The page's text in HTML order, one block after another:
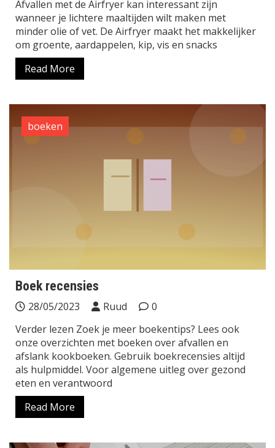
Afvallen met de Airfryer kan interessant zijn
wanneer je lichtere maaltijden wilt maken met
minder olie of vet. De Airfryer maakt het makkelijker
om groente, aardappelen, kip, vis en snacks
Read More
boeken
Boek recensies
28/05/2023 Ruud
0
Verder lezen Zoek je meer boekentips? Lees ook
onze overzichten met boeken over afvallen en
afslank kookboeken. Gebruik boekrecensies altijd
als hulpmiddel. Voor algemene uitleg over gezond
eten en verantwoord
Read More